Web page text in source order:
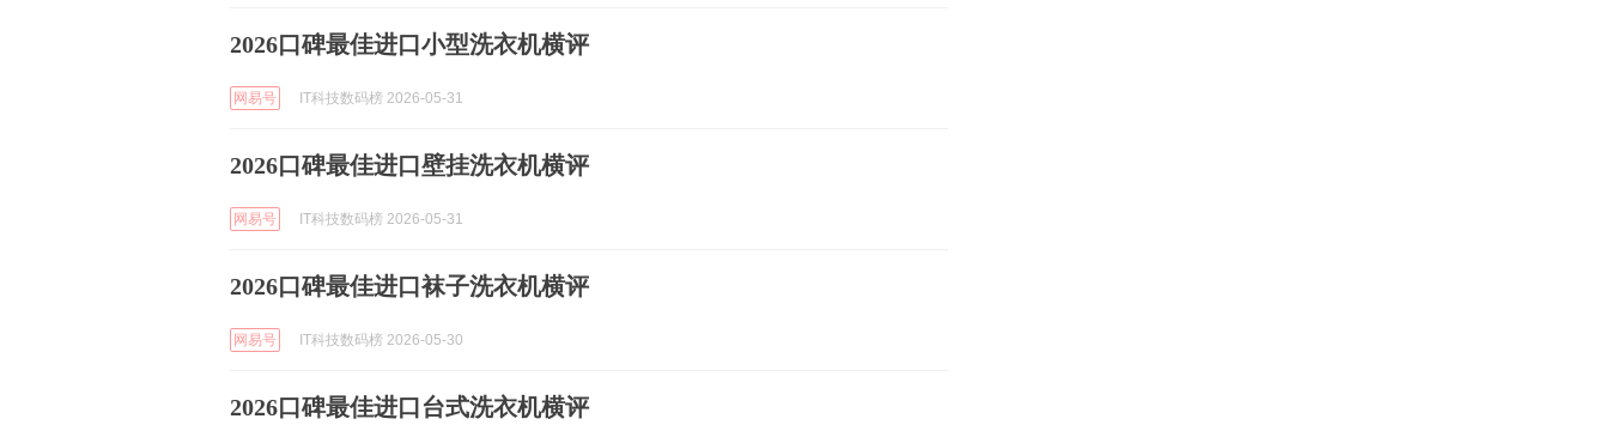
2026口碑最佳进口小型洗衣机横评
网易号 IT科技数码榜 2026-05-31
2026口碑最佳进口壁挂洗衣机横评
网易号 IT科技数码榜 2026-05-31
2026口碑最佳进口袜子洗衣机横评
网易号 IT科技数码榜 2026-05-30
2026口碑最佳进口台式洗衣机横评